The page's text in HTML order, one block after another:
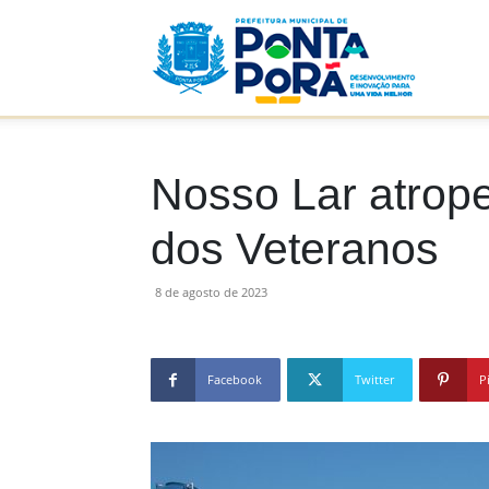
Ponta
Nosso Lar
dos Veteranos
8 de agosto de 2023
Facebook Twitter